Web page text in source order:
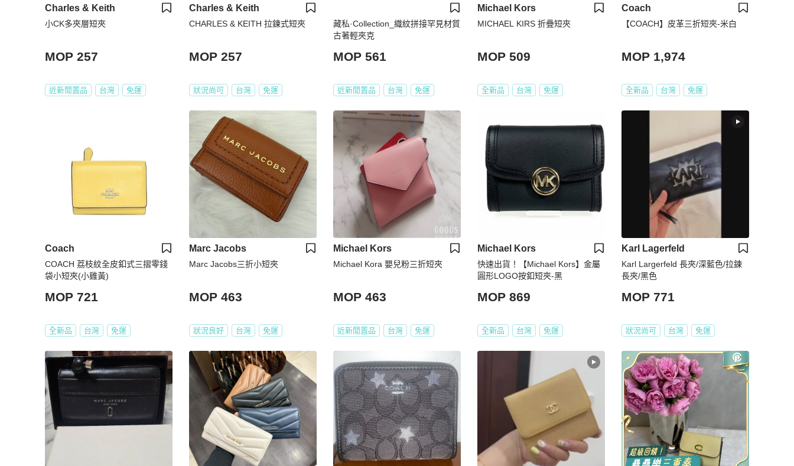
Charles & Keith
小CK多夾層短夾
MOP 257
近新閒置品 台灣 免運
Charles & Keith
CHARLES & KEITH 拉鍊式短夾
MOP 257
狀況尚可 台灣 免運
藏私·Collection_織紋拼接罕見材質
古著輕夾克
MOP 561
近新閒置品 台灣 免運
Michael Kors
MICHAEL KIRS 折疊短夾
MOP 509
全新品 台灣 免運
Coach
【COACH】皮革三折短夾-米白
MOP 1,974
全新品 台灣 免運
Coach
COACH 荔枝紋全皮釦式三摺零錢
袋小短夾(小雞黃)
MOP 721
全新品 台灣 免運
Marc Jacobs
Marc Jacobs三折小短夾
MOP 463
狀況良好 台灣 免運
Michael Kors
Michael Kora 嬰兒粉三折短夾
MOP 463
近新閒置品 台灣 免運
Michael Kors
快速出貨！【Michael Kors】金屬
圓形LOGO按釦短夾-黑
MOP 869
全新品 台灣 免運
Karl Lagerfeld
Karl Largerfeld 長夾/深藍色/拉鍊
長夾/黑色
MOP 771
狀況尚可 台灣 免運